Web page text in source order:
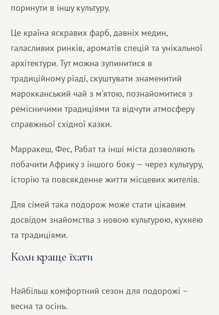
поринути в іншу культуру.
Це країна яскравих фарб, давніх медин,
галасливих ринків, ароматів спецій та унікальної
архітектури. Тут можна зупинитися в
традиційному ріаді, скуштувати знаменитий
марокканський чай з м'ятою, познайомитися з
ремісничими традиціями та відчути атмосферу
справжньої східної казки.
Марракеш, Фес, Рабат та інші міста дозволяють
побачити Африку з іншого боку — через культуру,
історію та повсякденне життя місцевих жителів.
Для сімей така подорож може стати цікавим
досвідом знайомства з новою культурою, кухнею
та традиціями.
Коли краще їхати
Найбільш комфортний сезон для подорожі –
весна та осінь.